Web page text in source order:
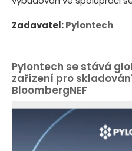
Zadavatel:Pylontech
Pylontech se stává
zařízení pro
BloombergNEF